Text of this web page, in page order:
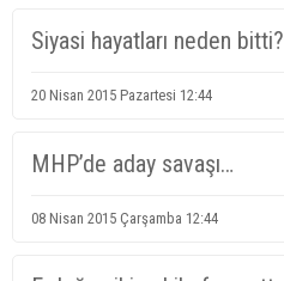
Siyasi hayatları neden bitti?
20 Nisan 2015 Pazartesi 12:44
MHP’de aday savaşı…
08 Nisan 2015 Çarşamba 12:44